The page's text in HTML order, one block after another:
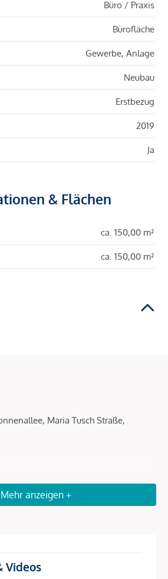
Büro / Praxis
Bürofläche
Gewerbe, Anlage
Neubau
Erstbezug
2019
Ja
& Flächen
ca. 150,00 m²
ca. 150,00 m²
Maria Tusch Straße,
im weltweit höchsten
in direkter Nähe zur U-
Mehr anzeigen +
Videos